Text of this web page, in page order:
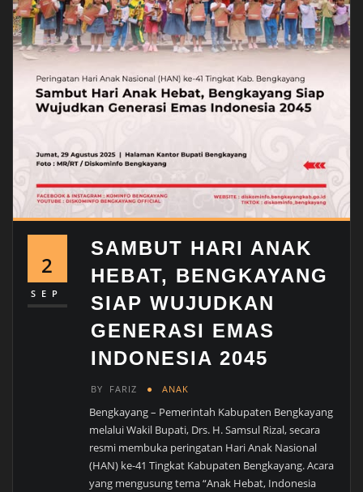
2
SEP
SAMBUT HARI ANAK
HEBAT, BENGKAYANG
SIAP WUJUDKAN
GENERASI EMAS
INDONESIA 2045
BY FARIZ ANAK
Bengkayang – Pemerintah Kabupaten Bengkayang
melalui Wakil Bupati, Drs. H. Samsul Rizal, secara
resmi membuka peringatan Hari Anak Nasional
(HAN) ke-41 Tingkat Kabupaten Bengkayang. Acara
yang mengusung tema “Anak Hebat, Indonesia